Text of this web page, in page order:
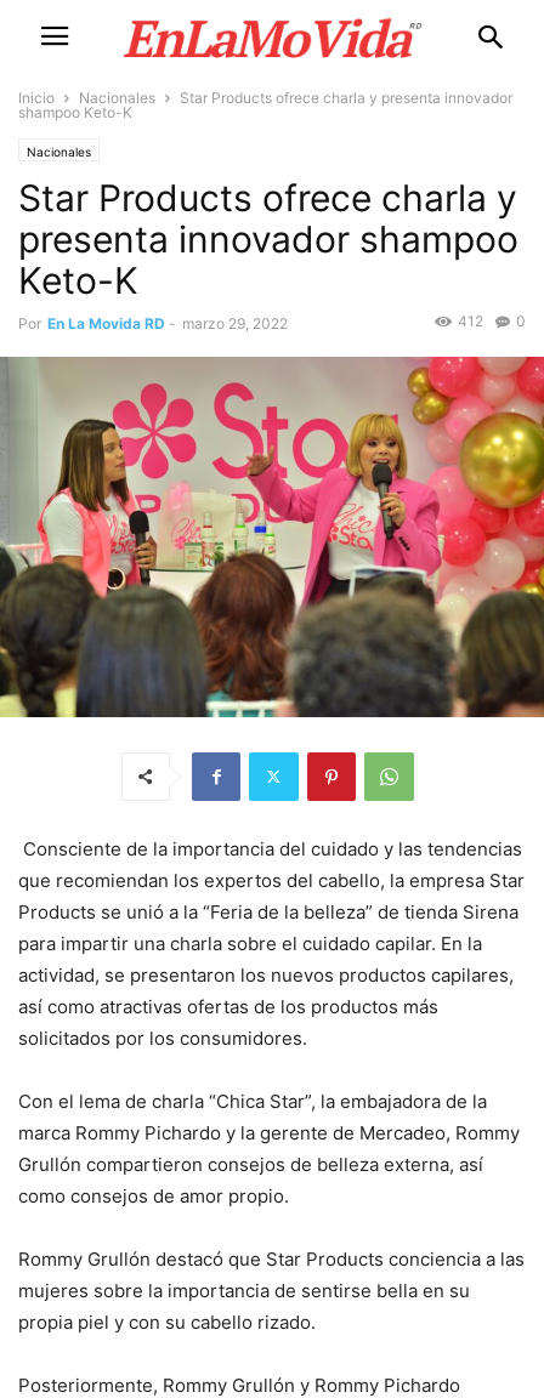
Inicio Nacionales
Star Products ofrece charla y presenta innovador
shampoo Keto-K
Nacionales
Star Products ofrece charla y
presenta innovador shampoo
Keto-K
Por En La Movida RD - marzo 29, 2022 0
412
Consciente de la importancia del cuidado y las tendencias
que recomiendan los expertos del cabello, la empresa Star
Products se unió a la “Feria de la belleza” de tienda Sirena
para impartir una charla sobre el cuidado capilar. En la
actividad, se presentaron los nuevos productos capilares,
así como atractivas ofertas de los productos más
solicitados por los consumidores.
Con el lema de charla “Chica Star”, la embajadora de la
marca Rommy Pichardo y la gerente de Mercadeo, Rommy
Grullón compartieron consejos de belleza externa, así
como consejos de amor propio.
Rommy Grullón destacó que Star Products conciencia a las
mujeres sobre la importancia de sentirse bella en su
propia piel y con su cabello rizado.
Posteriormente, Rommy Grullón y Rommy Pichardo